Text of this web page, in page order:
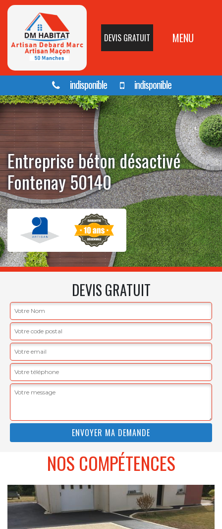
DEVIS GRATUIT MENU
indisponible indisponible
Entreprise béton désactivé
Fontenay 50140
DEVIS GRATUIT
NOS COMPÉTENCES